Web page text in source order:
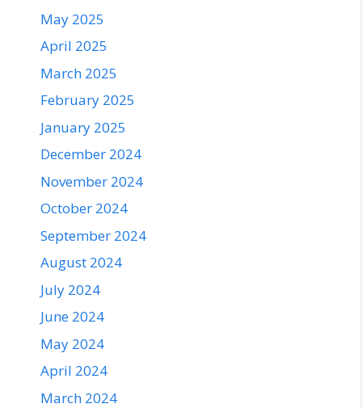
May 2025
April 2025
March 2025
February 2025
January 2025
December 2024
November 2024
October 2024
September 2024
August 2024
July 2024
June 2024
May 2024
April 2024
March 2024